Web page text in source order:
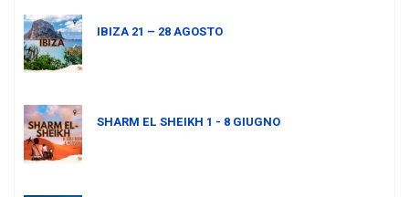
IBIZA 21 – 28 AGOSTO
SHARM EL SHEIKH 1 - 8 GIUGNO